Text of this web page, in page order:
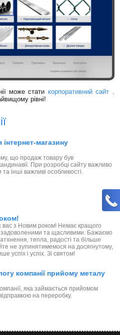
може стати корпоративний сайт .
рівні!
магазину
що продаж товару був
При розробці сайту важливо
інші важливі особливості.
вас з Новим роком! Немає кращого
задоволеними та щасливими. Бажаємо
тепла, радості та більше
не зупинятимемося на досягнутому,
успіх і успіх. Зі святом!
компанії прийому металу
яка займається прийомом
на переробку.